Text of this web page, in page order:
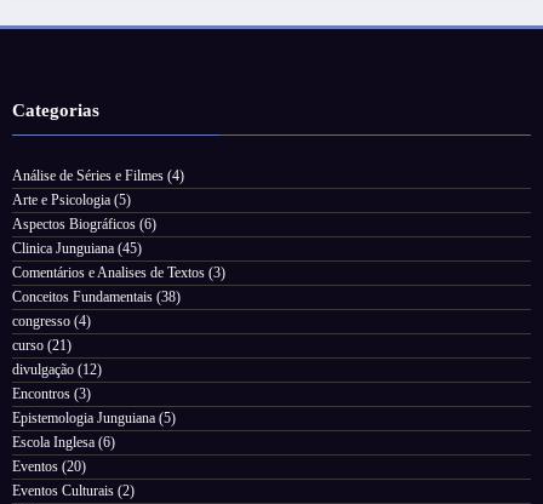
Categorias
Análise de Séries e Filmes (4)
Arte e Psicologia (5)
Aspectos Biográficos (6)
Clinica Junguiana (45)
Comentários e Analises de Textos (3)
Conceitos Fundamentais (38)
congresso (4)
curso (21)
divulgação (12)
Encontros (3)
Epistemologia Junguiana (5)
Escola Inglesa (6)
Eventos (20)
Eventos Culturais (2)